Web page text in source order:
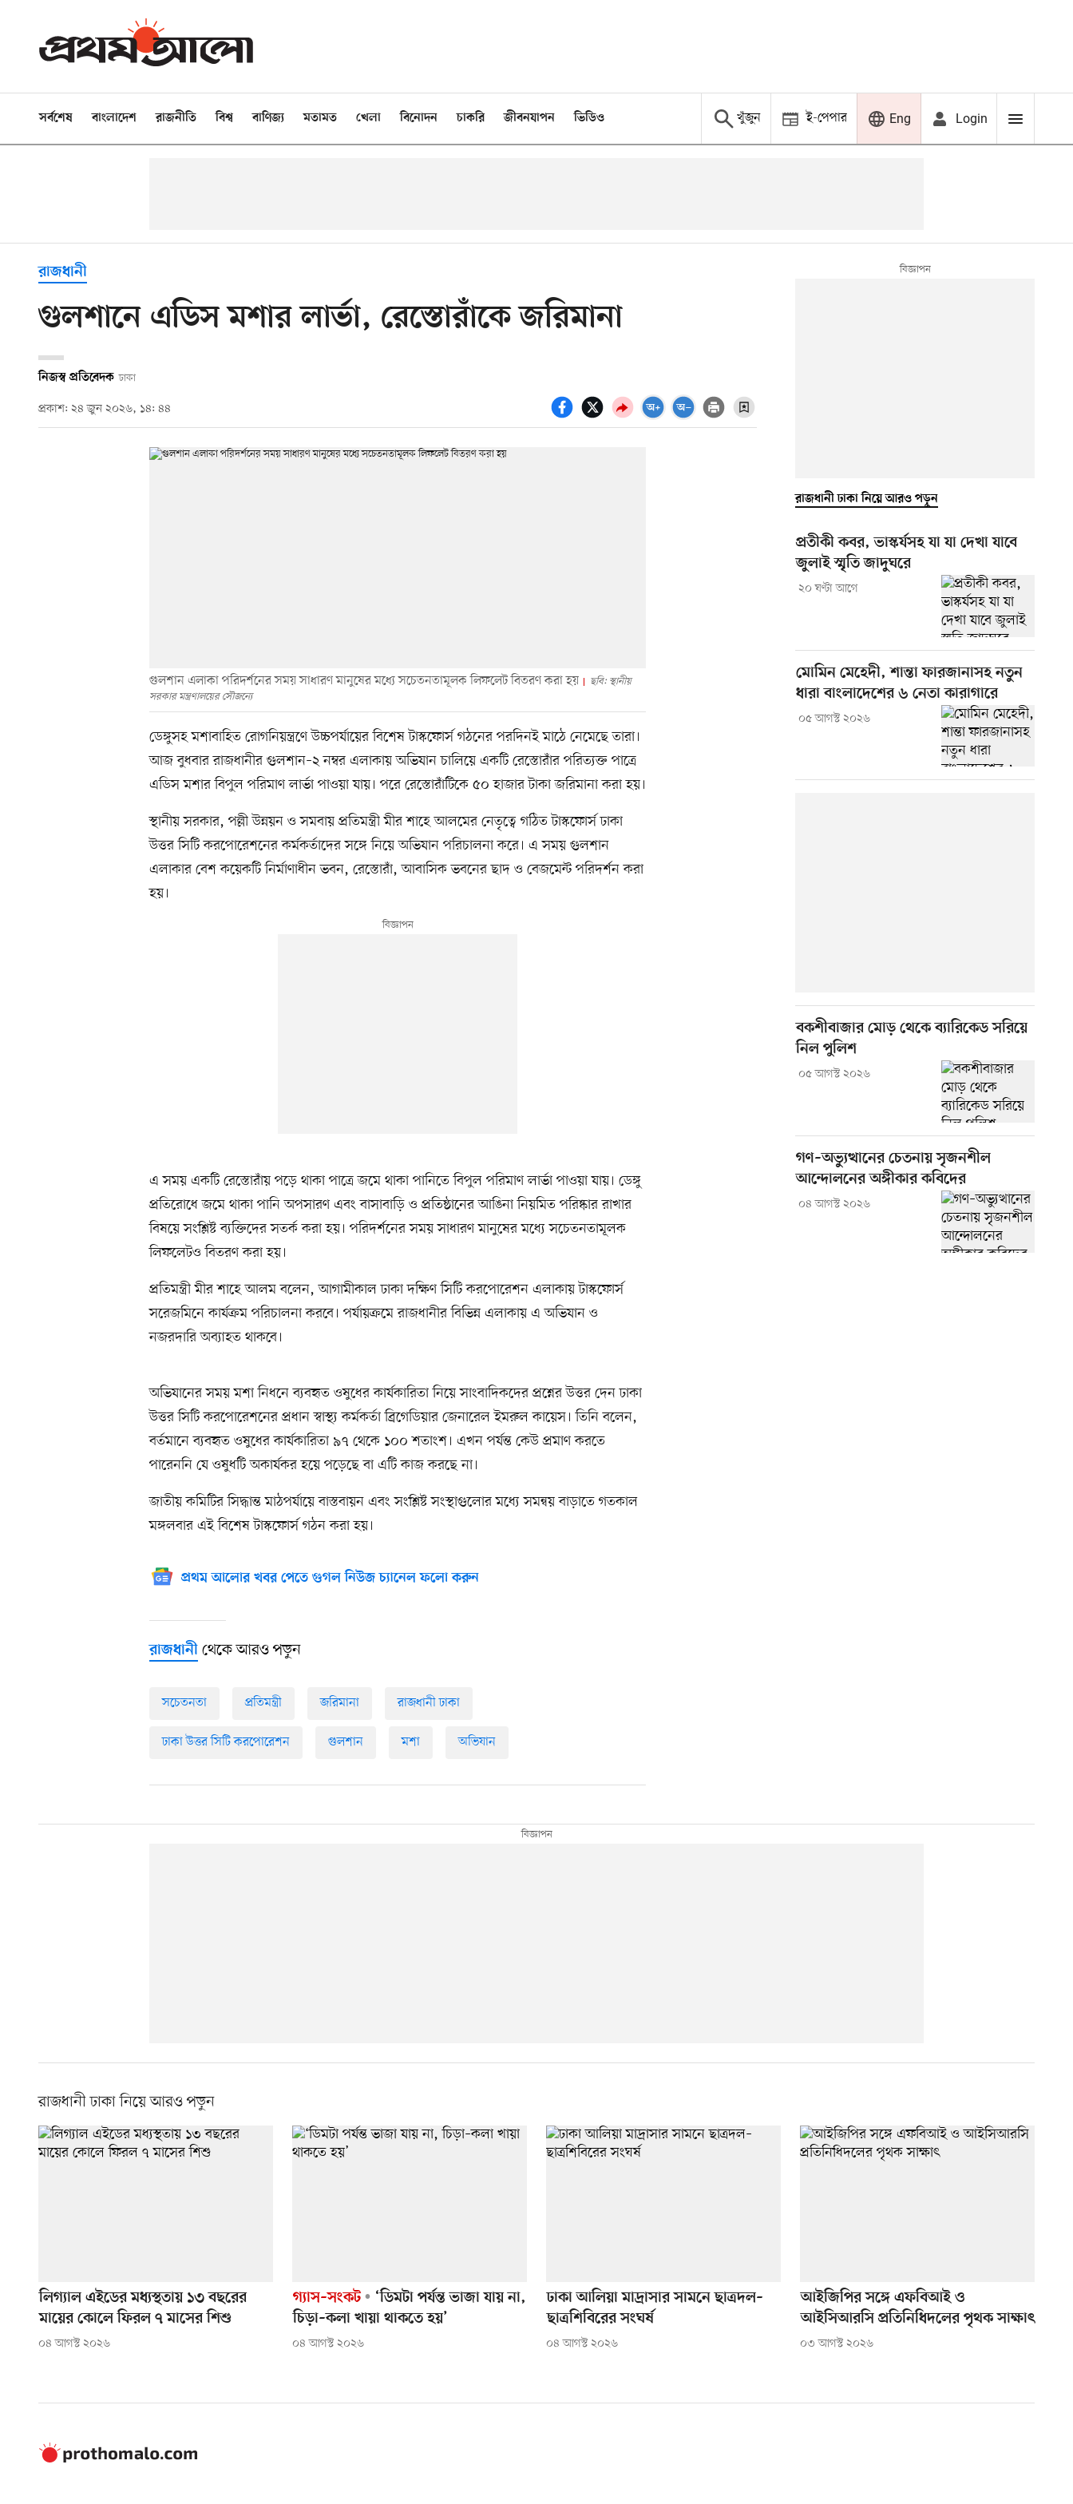
সর্বশেষ বাংলাদেশ রাজনীতি বিশ্ব বাণিজ্য মতামত খেলা বিনোদন চাকরি জীবনযাপন ভিডিও খুঁজুন ই-পেপার Eng Login
রাজধানী
গুলশানে এডিস মশার লার্ভা, রেস্তোরাঁকে জরিমানা
নিজস্ব প্রতিবেদক ঢাকা
প্রকাশ: ২৪ জুন ২০২৬, ১৪: ৪৪
গুলশান এলাকা পরিদর্শনের সময় সাধারণ মানুষের মধ্যে সচেতনতামূলক লিফলেট বিতরণ করা হয়
ছবি: স্থানীয়
সরকার মন্ত্রণালয়ের সৌজন্যে
ডেঙ্গুসহ মশাবাহিত রোগনিয়ন্ত্রণে উচ্চপর্যায়ের বিশেষ টাস্কফোর্স গঠনের পরদিনই মাঠে নেমেছে তারা।
আজ বুধবার রাজধানীর গুলশান–২ নম্বর এলাকায় অভিযান চালিয়ে একটি রেস্তোরাঁর পরিত্যক্ত পাত্রে
এডিস মশার বিপুল পরিমাণ লার্ভা পাওয়া যায়। পরে রেস্তোরাঁটিকে ৫০ হাজার টাকা জরিমানা করা হয়।
স্থানীয় সরকার, পল্লী উন্নয়ন ও সমবায় প্রতিমন্ত্রী মীর শাহে আলমের নেতৃত্বে গঠিত টাস্কফোর্স ঢাকা
উত্তর সিটি করপোরেশনের কর্মকর্তাদের সঙ্গে নিয়ে অভিযান পরিচালনা করে। এ সময় গুলশান
এলাকার বেশ কয়েকটি নির্মাণাধীন ভবন, রেস্তোরাঁ, আবাসিক ভবনের ছাদ ও বেজমেন্ট পরিদর্শন করা
হয়।
এ সময় একটি রেস্তোরাঁয় পড়ে থাকা পাত্রে জমে থাকা পানিতে বিপুল পরিমাণ লার্ভা পাওয়া যায়। ডেঙ্গু
প্রতিরোধে জমে থাকা পানি অপসারণ এবং বাসাবাড়ি ও প্রতিষ্ঠানের আঙিনা নিয়মিত পরিষ্কার রাখার
বিষয়ে সংশ্লিষ্ট ব্যক্তিদের সতর্ক করা হয়। পরিদর্শনের সময় সাধারণ মানুষের মধ্যে সচেতনতামূলক
লিফলেটও বিতরণ করা হয়।
প্রতিমন্ত্রী মীর শাহে আলম বলেন, আগামীকাল ঢাকা দক্ষিণ সিটি করপোরেশন এলাকায় টাস্কফোর্স
সরেজমিনে কার্যক্রম পরিচালনা করবে। পর্যায়ক্রমে রাজধানীর বিভিন্ন এলাকায় এ অভিযান ও
নজরদারি অব্যাহত থাকবে।
অভিযানের সময় মশা নিধনে ব্যবহৃত ওষুধের কার্যকারিতা নিয়ে সাংবাদিকদের প্রশ্নের উত্তর দেন ঢাকা
উত্তর সিটি করপোরেশনের প্রধান স্বাস্থ্য কর্মকর্তা ব্রিগেডিয়ার জেনারেল ইমরুল কায়েস। তিনি বলেন,
বর্তমানে ব্যবহৃত ওষুধের কার্যকারিতা ৯৭ থেকে ১০০ শতাংশ। এখন পর্যন্ত কেউ প্রমাণ করতে
পারেননি যে ওষুধটি অকার্যকর হয়ে পড়েছে বা এটি কাজ করছে না।
জাতীয় কমিটির সিদ্ধান্ত মাঠপর্যায়ে বাস্তবায়ন এবং সংশ্লিষ্ট সংস্থাগুলোর মধ্যে সমন্বয় বাড়াতে গতকাল
মঙ্গলবার এই বিশেষ টাস্কফোর্স গঠন করা হয়।
প্রথম আলোর খবর পেতে গুগল নিউজ চ্যানেল ফলো করুন
রাজধানী থেকে আরও পড়ুন
সচেতনতা প্রতিমন্ত্রী জরিমানা রাজধানী ঢাকা
ঢাকা উত্তর সিটি করপোরেশন গুলশান মশা অভিযান
রাজধানী ঢাকা নিয়ে আরও পড়ুন
প্রতীকী কবর, ভাস্কর্যসহ যা যা দেখা যাবে
জুলাই স্মৃতি জাদুঘরে
২০ ঘণ্টা আগে
মোমিন মেহেদী, শান্তা ফারজানাসহ নতুন
ধারা বাংলাদেশের ৬ নেতা কারাগারে
০৫ আগস্ট ২০২৬
বকশীবাজার মোড় থেকে ব্যারিকেড সরিয়ে
নিল পুলিশ
০৫ আগস্ট ২০২৬
গণ–অভ্যুত্থানের চেতনায় সৃজনশীল
আন্দোলনের অঙ্গীকার কবিদের
০৪ আগস্ট ২০২৬
রাজধানী ঢাকা নিয়ে আরও পড়ুন
লিগ্যাল এইডের মধ্যস্থতায় ১৩ বছরের
মায়ের কোলে ফিরল ৭ মাসের শিশু
০৪ আগস্ট ২০২৬
গ্যাস–সংকট
‘ডিমটা পর্যন্ত ভাজা যায় না,
চিড়া–কলা খায়া থাকতে হয়’
০৪ আগস্ট ২০২৬
ঢাকা আলিয়া মাদ্রাসার সামনে ছাত্রদল–
ছাত্রশিবিরের সংঘর্ষ
০৪ আগস্ট ২০২৬
আইজিপির সঙ্গে এফবিআই ও
আইসিআরসি প্রতিনিধিদলের পৃথক সাক্ষাৎ
০৩ আগস্ট ২০২৬